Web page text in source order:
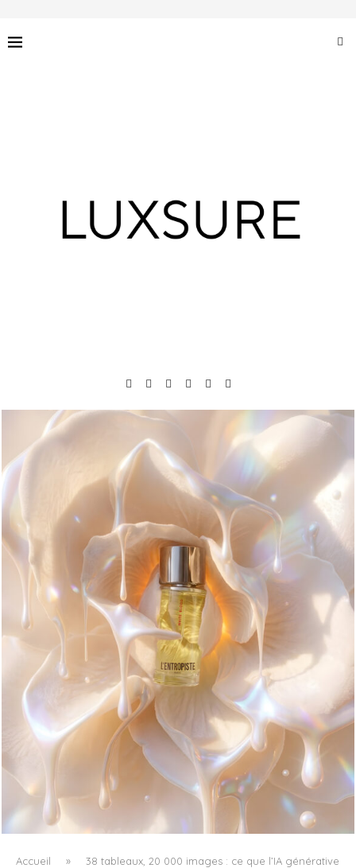
WHITE BLOOD, OU LE RETOUR DU FLORAL COMME
MATIÈRE VIVANTE
Accueil »
38 tableaux, 20 000 images : ce que l’IA générative